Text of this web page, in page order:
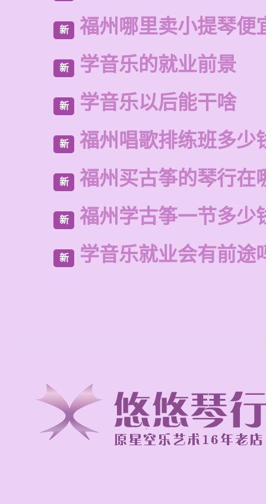
新 福州哪里卖小提琴便
新 学音乐的就业前景
新 学音乐以后能干啥
新 福州唱歌排练班多少
新 福州买古筝的琴行在
新 福州学古筝一节多少
新 学音乐就业会有前途